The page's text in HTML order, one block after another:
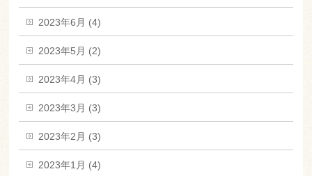
2023年6月 (4)
2023年5月 (2)
2023年4月 (3)
2023年3月 (3)
2023年2月 (3)
2023年1月 (4)